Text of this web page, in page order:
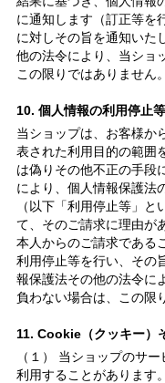
に通知します（訂正等を
に対しその旨を通知いた
他の法令により、当ショ
この限りではありません。
10. 個人情報の利用停止等
当ショップは、お客様か
表された利用目的の範囲
は偽りその他不正の手段
により、個人情報保護法
（以下「利用停止等」
て、そのご請求に理由が
本人からのご請求である
利用停止等を行い、その
報保護法その他の法令に
負わない場合は、この限
11. Cookie（クッキー）
（１） 当ショップのサ
利用することがあります